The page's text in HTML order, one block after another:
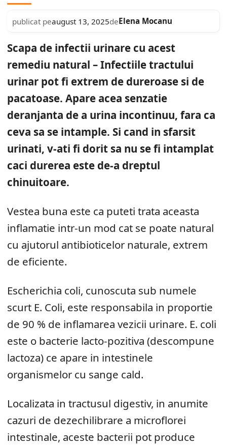
publicat peaugust 13, 2025deElena Mocanu
Scapa de infectii urinare cu acest
remediu natural – Infectiile tractului
urinar pot fi extrem de dureroase si de
pacatoase. Apare acea senzatie
deranjanta de a urina incontinuu, fara ca
ceva sa se intample. Si cand in sfarsit
urinati, v-ati fi dorit sa nu se fi intamplat
caci durerea este de-a dreptul
chinuitoare.
Vestea buna este ca puteti trata aceasta
inflamatie intr-un mod cat se poate natural
cu ajutorul antibioticelor naturale, extrem
de eficiente.
Еscherichia coli, cunoscuta sub numele
scurt E. Coli, este responsabila in proportie
de 90 % de inflamarea vezicii urinare. E. coli
este o bacterie lacto-pozitiva (descompune
lactoza) ce apare in intestinele
organismelor cu sange cald.
Localizata in tractusul digestiv, in anumite
cazuri de dezechilibrare a microflorei
intestinale, aceste bacterii pot produce